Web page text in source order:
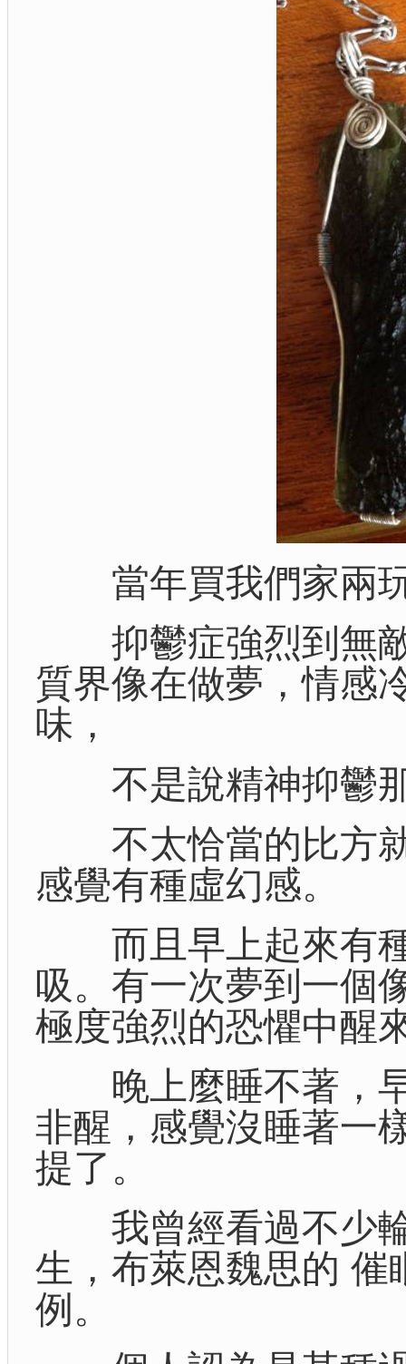
當年買我們家兩玩
抑鬱症強烈到無敵
質界像在做夢，情感
味，
不是說精神抑鬱
不太恰當的比方就
感覺有種虛幻感。
而且早上起來有種
吸。有一次夢到一個
極度強烈的恐懼中醒
晚上麼睡不著，早
非醒，感覺沒睡著一
提了。
我曾經看過不少輪
生，布萊恩魏思的 催
例。